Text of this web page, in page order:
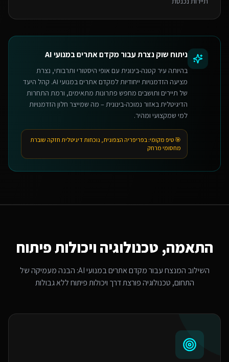
ניתוח שוקנצרתעבורמקדם אתרים במנועי AI
בהיותה עיר קטנה-בינונית עם אופי היסטורי ותרבותי, נצרת
מציעה הזדמנויות ייחודיות למקדם אתרים במנועי AI. קהל היעד
של תיירים ותושבים מחפש פתרונות מתאימים, ורמת התחרות
הדיגיטלית באזור נמוכה-בינונית – מה שמייצר חלון הזדמנויות
למי שמקצועי ומהיר.
🎯 טיפ מקומי: בפריפריה הצפונית, נוכחות דיגיטלית חזקה שוברת
מחסומי מרחק
התאמה, טכנולוגיה ויכולות פיתוח
השילוב המנצח עבורמקדם אתרים במנועי AI
: הבנה מעמיקה של
התחום, טכנולוגיה פורצת דרך ויכולות פיתוח ללא גבולות